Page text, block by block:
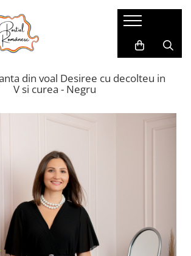
Mari
din voal Desiree cu decolteu in
V si curea - Negru